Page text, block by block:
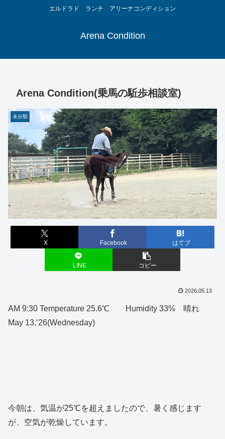
エルドラド ランチ アリーナコンディション
Arena Condition
Arena Condition(乗馬の駈歩相談室)
未分類
X Facebook はてブ
LINE コピー
2026.05.13
AM 9:30 Temperature 25.6℃ Humidity 33% 晴れ
May 13,’26(Wednesday)
今朝は、気温が25℃を超えましたので、暑く感じます
が、空気が乾燥しています。